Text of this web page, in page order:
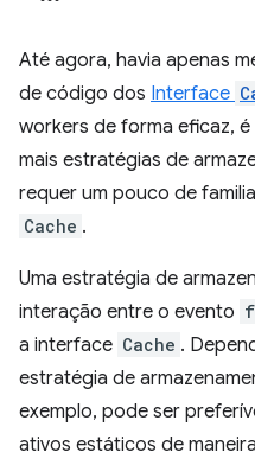
Até agora, havia apenas
de código dos Interface
workers de forma eficaz,
mais estratégias de
requer um pouco de
Cache .
Uma estratégia de
interação entre o evento
a interface Cache .
estratégia de
exemplo, pode ser
ativos estáticos de